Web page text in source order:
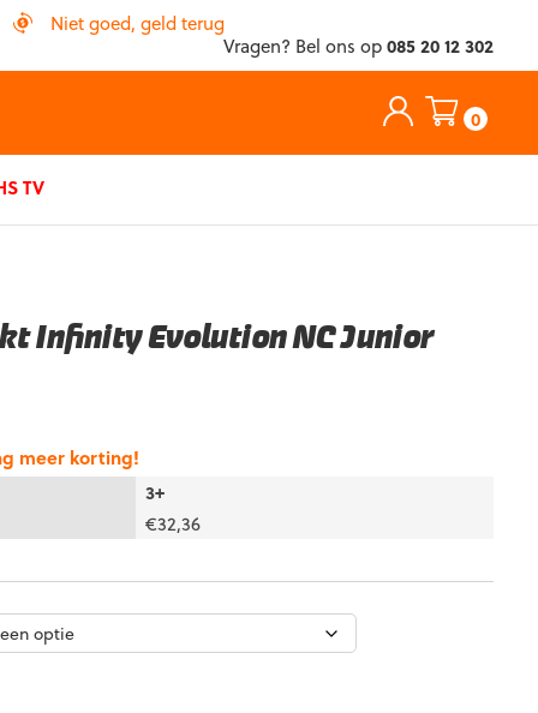
Niet goed, geld terug
Vragen? Bel ons op085 20 12 302
0
TV
Infinity Evolution NC Junior
meer korting!
3+
€32,36